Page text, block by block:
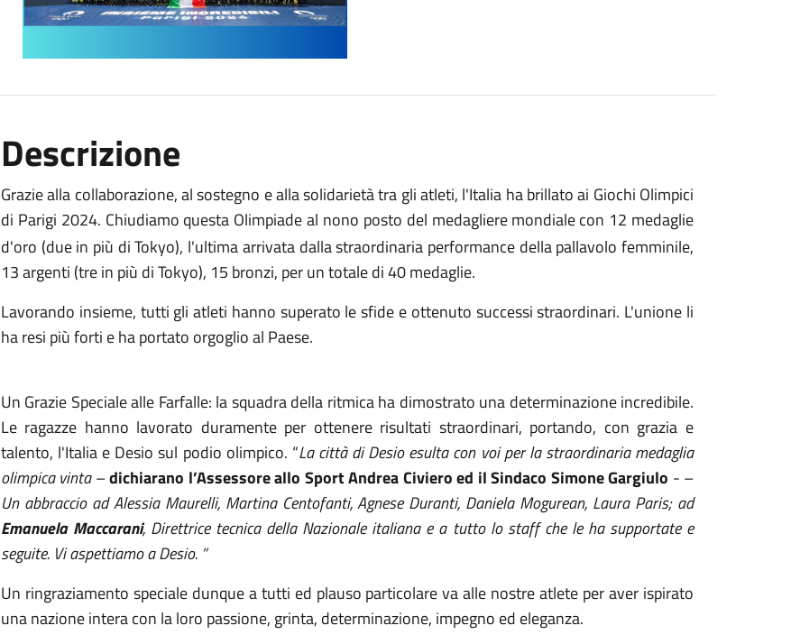
Descrizione
Grazie alla collaborazione, al sostegno e alla solidarietà tra gli atleti, l'Italia ha brillato ai Giochi Olimpici
di Parigi 2024. Chiudiamo questa Olimpiade al nono posto del medagliere mondialecon 12 medaglie
d'oro (due in più di Tokyo), l'ultima arrivata dalla straordinaria performance della pallavolo femminile,
13 argenti (tre in più di Tokyo), 15 bronzi, per un totale di 40 medaglie.
Lavorando insieme, tutti gli atleti hanno superato le sfide e ottenuto successi straordinari. L'unione li
ha resi più forti e ha portato orgoglio al Paese.
Un Grazie Speciale alle Farfalle: la squadra della ritmica ha dimostrato una determinazione incredibile.
Le ragazze hanno lavorato duramente per ottenere risultati straordinari, portando, con grazia e
talento, l'Italia e Desio sul podio olimpico. “La città diDesio esultacon voiper la straordinaria medaglia
olimpica vinta–dichiarano l’Assessore allo Sport Andrea Civieroed il Sindaco Simone Gargiulo - –
Un abbraccio adAlessia Maurelli, Martina Centofanti, Agnese Duranti, Daniela Mogurean, Laura Paris; ad
Emanuela Maccarani, Direttrice tecnica della Nazionale italiana e a tutto lo staff che le ha supportate e
seguite. Vi aspettiamo a Desio. ”
Un ringraziamento speciale dunque a tutti ed plauso particolare va alle nostre atlete per aver ispirato
una nazione intera con la loro passione, grinta, determinazione, impegno ed eleganza.